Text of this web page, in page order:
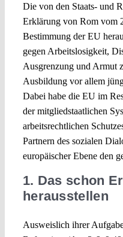
Die von den Staats- und
Erklärung von Rom vom
Bestimmung der EU
gegen Arbeitslosigkeit,
Ausgrenzung und Armut
Ausbildung vor allem
Dabei habe die EU im
der mitgliedstaatlichen
arbeitsrechtlichen
Partnern des sozialen
europäischer Ebene den
1. Das schon
herausstellen
Ausweislich ihrer